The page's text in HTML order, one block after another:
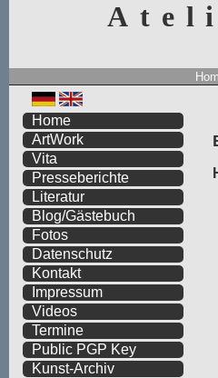
Home
ArtWork
Vita
Presseberichte
Literatur
Blog/Gästebuch
Fotos
Datenschutz
Kontakt
Impressum
Videos
Termine
Public PGP Key
Kunst-Archiv